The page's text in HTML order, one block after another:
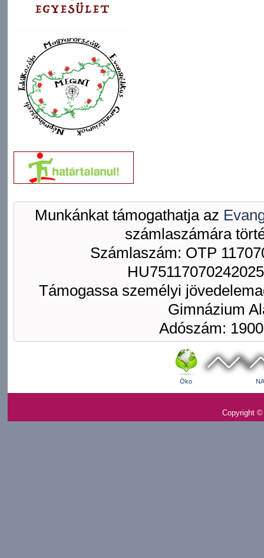
Munkánkat támogathatja az
számlaszámára
Számlaszám: OTP
Támogassa személyi
Gimnázium
Adószám:
Öko
Copyright